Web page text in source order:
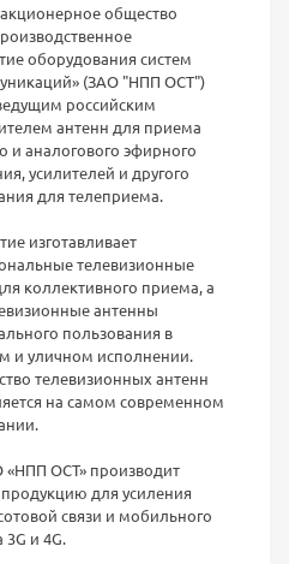
общество
оборудования систем
(ЗАО "НПП ОСТ")
российским
антенн для приема
и аналогового эфирного
усилителей и другого
для телеприема.
изготавливает
телевизионные
коллективного приема, а
антенны
пользования в
и уличном исполнении.
телевизионных антенн
на самом современном
«НПП ОСТ» производит
для усиления
связи и мобильного
3G и 4G.